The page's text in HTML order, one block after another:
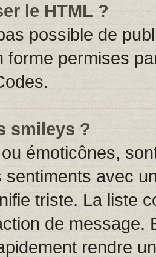
le HTML ?
possible de
forme permises
smileys ?
émoticônes,
sentiments avec
triste. La liste
de message.
rendre